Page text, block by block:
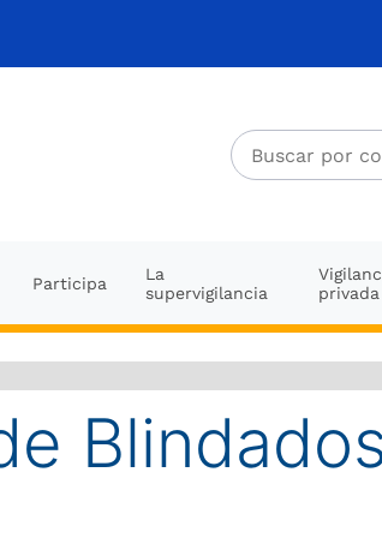
Participa
La
supervigilancia
privada